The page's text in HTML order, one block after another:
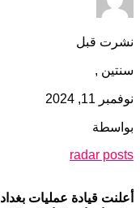
نشرت قبل
سنتين ,
نوفمبر 11, 2024
بواسطة
radar posts
أعلنت قيادة عمليات